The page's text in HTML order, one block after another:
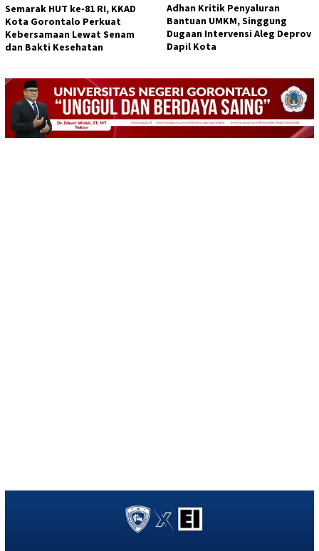
Semarak HUT ke-81 RI, KKAD
Kota Gorontalo Perkuat
Kebersamaan Lewat Senam
dan Bakti Kesehatan
Adhan Kritik Penyaluran
Bantuan UMKM, Singgung
Dugaan Intervensi Aleg Deprov
Dapil Kota